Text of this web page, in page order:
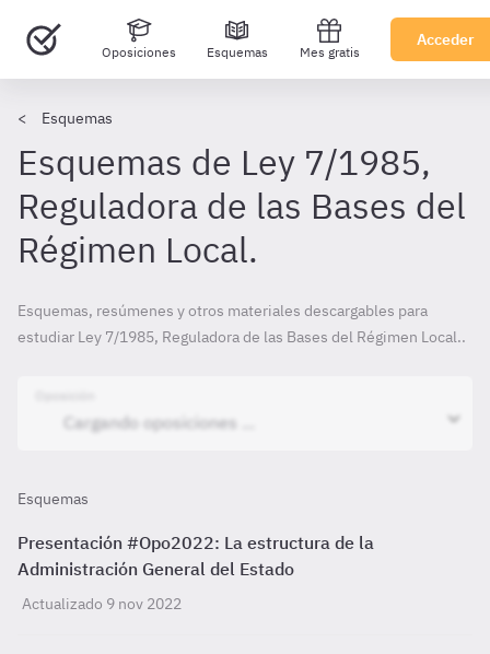
Oposiciones Esquemas Mes gratis
Acceder
Esquemas
Esquemas de Ley 7/1985,
Reguladora de las Bases del
Régimen Local.
Esquemas, resúmenes y otros materiales descargables para
estudiar Ley 7/1985, Reguladora de las Bases del Régimen Local..
Esquemas
Presentación #Opo2022: La estructura de la
Administración General del Estado
Actualizado 9 nov 2022